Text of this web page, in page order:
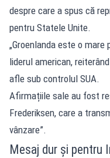
despre care a spus că
pentru Statele Unite.
„Groenlanda este o mare
liderul american,
afle sub controlul SUA.
Afirmațiile sale au fost
Frederiksen, care a
vânzare”.
Mesaj dur și pentru